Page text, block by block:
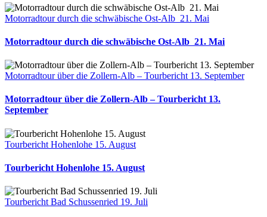
Motorradtour durch die schwäbische Ost-Alb 21. Mai
Motorradtour durch die schwäbische Ost-Alb 21. Mai
Motorradtour über die Zollern-Alb – Tourbericht 13. September
Motorradtour über die Zollern-Alb – Tourbericht 13.
September
Tourbericht Hohenlohe 15. August
Tourbericht Hohenlohe 15. August
Tourbericht Bad Schussenried 19. Juli